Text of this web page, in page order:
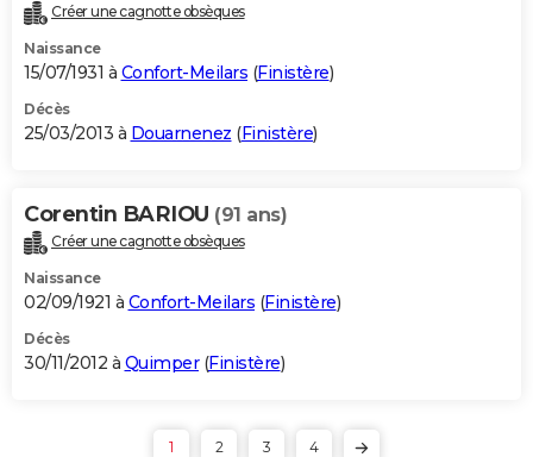
Créer une cagnotte obsèques
Naissance
15/07/1931 à Confort-Meilars (Finistère)
Décès
25/03/2013 à Douarnenez (Finistère)
Corentin BARIOU (91 ans)
Créer une cagnotte obsèques
Naissance
02/09/1921 à Confort-Meilars (Finistère)
Décès
30/11/2012 à Quimper(Finistère)
1 2 3 4